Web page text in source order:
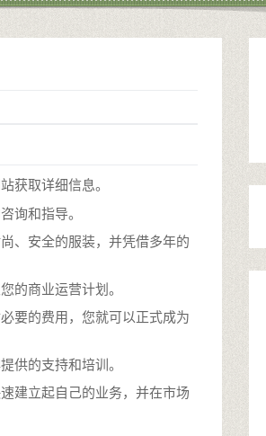
获取详细信息。
询和指导。
、安全的服装，并凭借多年的
的商业运营计划。
要的费用，您就可以正式成为
供的支持和培训。
建立起自己的业务，并在市场